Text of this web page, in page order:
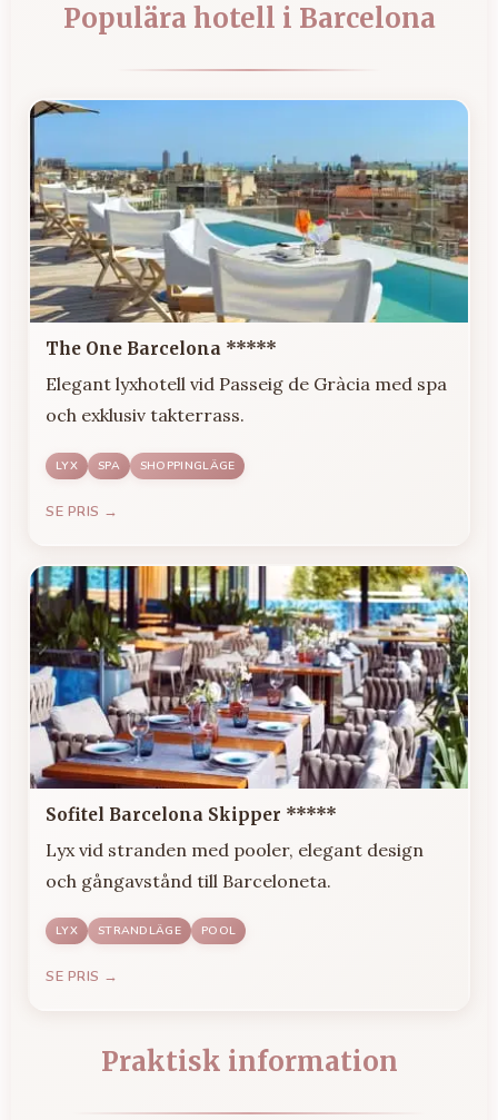
Populära hotell i Barcelona
The One Barcelona *****
Elegant lyxhotell vid Passeig de Gràcia med spa
och exklusiv takterrass.
LYX SPA SHOPPINGLÄGE
SE PRIS →
Sofitel Barcelona Skipper *****
Lyx vid stranden med pooler, elegant design
och gångavstånd till Barceloneta.
LYX STRANDLÄGE POOL
SE PRIS →
Praktisk information